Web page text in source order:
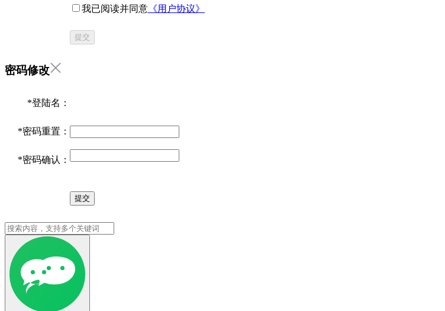
我已阅读并同意 《用户协议》
提交
密码修改
*登陆名：
*密码重置：
*密码确认：